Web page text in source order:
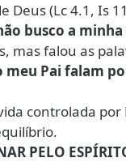
Deus (Lc 4.1, Is
busco a
mas falou as
meu Pai falam
controlada
PELO